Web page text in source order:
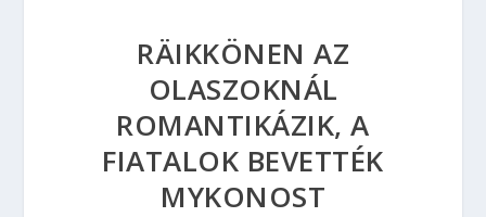
RÄIKKÖNEN AZ
OLASZOKNÁL
ROMANTIKÁZIK, A
FIATALOK BEVETTÉK
MYKONOST